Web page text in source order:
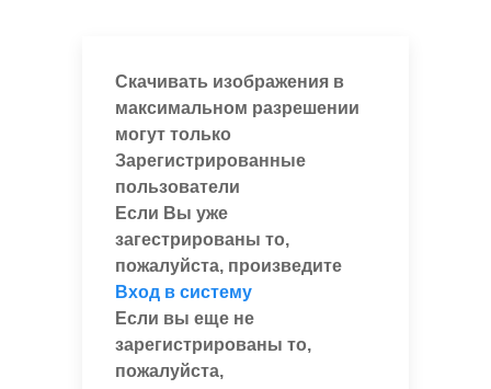
Скачивать изображения в
максимальном разрешении
могут только
Зарегистрированные
пользователи
Если Вы уже
загестрированы то,
пожалуйста, произведите
Вход в систему
Если вы еще не
зарегистрированы то,
пожалуйста,